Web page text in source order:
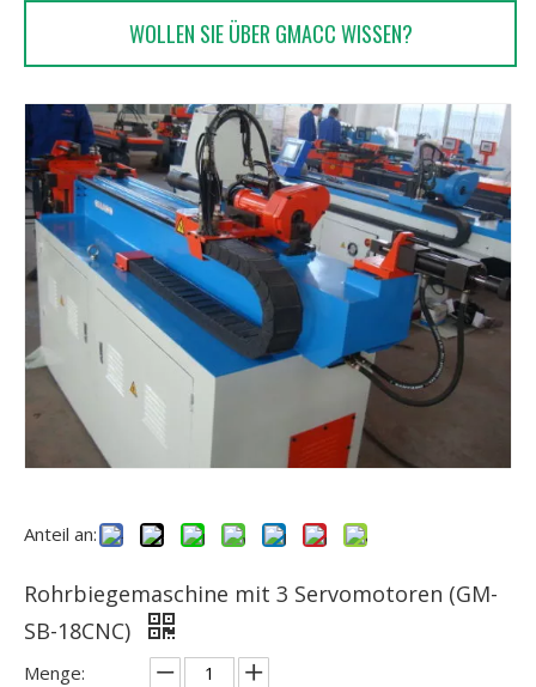
WOLLEN SIE ÜBER GMACC WISSEN?
Anteil an:
Rohrbiegemaschine mit 3 Servomotoren (GM-
SB-18CNC)
Menge: